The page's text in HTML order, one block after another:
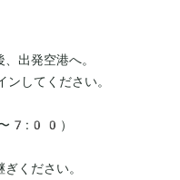
出発空港へ。
してください。
7:00）
ください。